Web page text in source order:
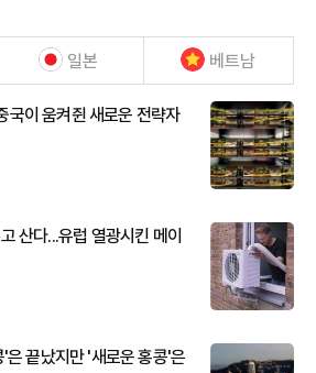
일본 베트남
이 움켜쥔 새로운 전략자
산다...유럽 열광시킨 메이
은 끝났지만 '새로운 홍콩'은